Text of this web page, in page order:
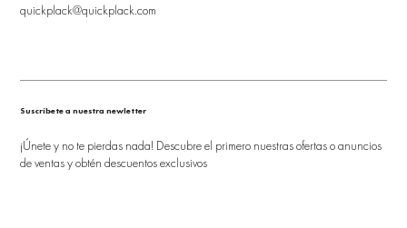
quickplack@quickplack.com
Suscríbete a nuestra newletter
¡Únete y no te pierdas nada! Descubre el primero nuestras ofertas o anuncios
de ventas y obtén descuentos exclusivos